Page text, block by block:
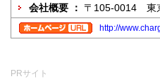
会社概要 ： 〒105-0014 東
http://
PRサイト